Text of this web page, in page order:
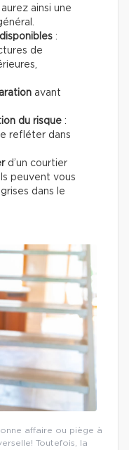
ainsi une
:
de
avant
du risque :
refléter dans
d’un courtier
peuvent vous
dans le
affaire ou piège à
Toutefois, la